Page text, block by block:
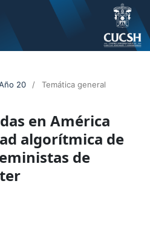
20 / Temática general
en América
algorítmica de
de